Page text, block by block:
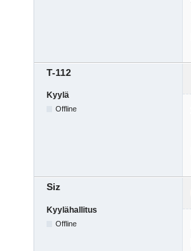
T-112
Kyylä
Offline
Siz
Kyylähallitus
Offline